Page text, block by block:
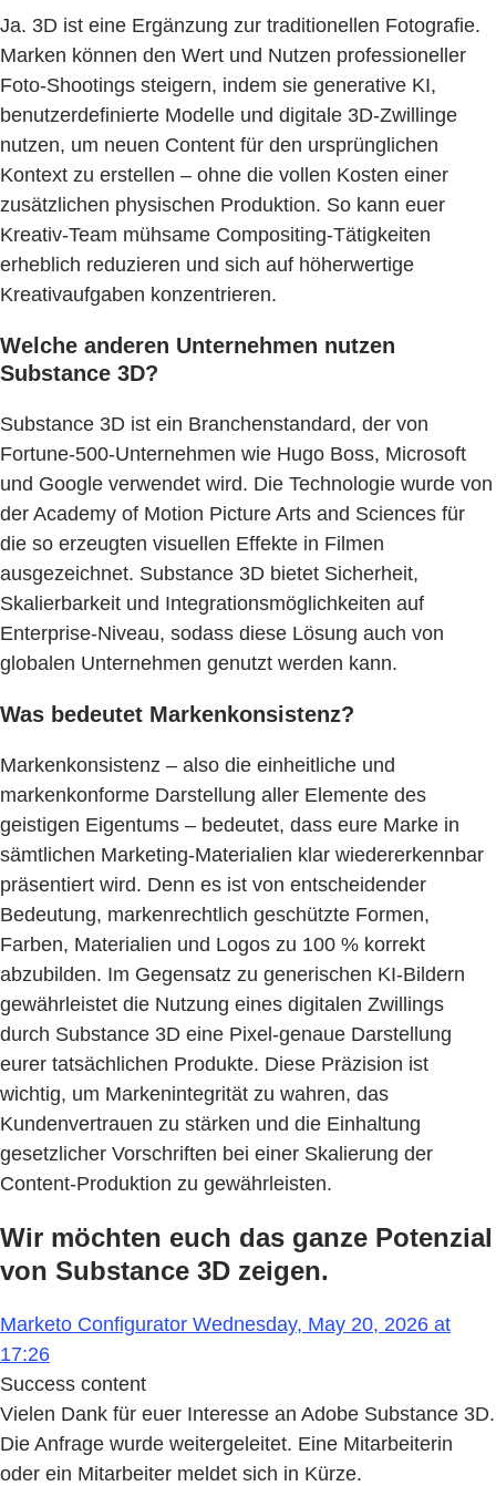
Ja. 3D ist eine Ergänzung zur traditionellen Fotografie.
Marken können den Wert und Nutzen professioneller
Foto-Shootings steigern, indem sie generative KI,
benutzerdefinierte Modelle und digitale 3D-Zwillinge
nutzen, um neuen Content für den ursprünglichen
Kontext zu erstellen – ohne die vollen Kosten einer
zusätzlichen physischen Produktion. So kann euer
Kreativ-Team mühsame Compositing-Tätigkeiten
erheblich reduzieren und sich auf höherwertige
Kreativaufgaben konzentrieren.
Welche anderen Unternehmen nutzen
Substance 3D?
Substance 3D ist ein Branchenstandard, der von
Fortune-500-Unternehmen wie Hugo Boss, Microsoft
und Google verwendet wird. Die Technologie wurde von
der Academy of Motion Picture Arts and Sciences für
die so erzeugten visuellen Effekte in Filmen
ausgezeichnet. Substance 3D bietet Sicherheit,
Skalierbarkeit und Integrationsmöglichkeiten auf
Enterprise-Niveau, sodass diese Lösung auch von
globalen Unternehmen genutzt werden kann.
Was bedeutet Markenkonsistenz?
Markenkonsistenz – also die einheitliche und
markenkonforme Darstellung aller Elemente des
geistigen Eigentums – bedeutet, dass eure Marke in
sämtlichen Marketing-Materialien klar wiedererkennbar
präsentiert wird. Denn es ist von entscheidender
Bedeutung, markenrechtlich geschützte Formen,
Farben, Materialien und Logos zu 100 % korrekt
abzubilden. Im Gegensatz zu generischen KI-Bildern
gewährleistet die Nutzung eines digitalen Zwillings
durch Substance 3D eine Pixel-genaue Darstellung
eurer tatsächlichen Produkte. Diese Präzision ist
wichtig, um Markenintegrität zu wahren, das
Kundenvertrauen zu stärken und die Einhaltung
gesetzlicher Vorschriften bei einer Skalierung der
Content-Produktion zu gewährleisten.
Wir möchten euch das ganze Potenzial
von Substance 3D zeigen.
Marketo Configurator Wednesday, May 20, 2026 at
17:26
Success content
Vielen Dank für euer Interesse an Adobe Substance 3D.
Die Anfrage wurde weitergeleitet. Eine Mitarbeiterin
oder ein Mitarbeiter meldet sich in Kürze.